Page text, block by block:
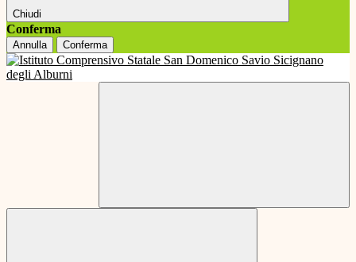
Chiudi
Conferma
Annulla Conferma